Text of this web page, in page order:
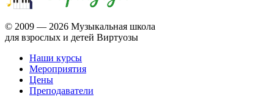
© 2009 — 2026 Музыкальная школа
для взрослых и детей Виртуозы
Наши курсы
Мероприятия
Цены
Преподаватели